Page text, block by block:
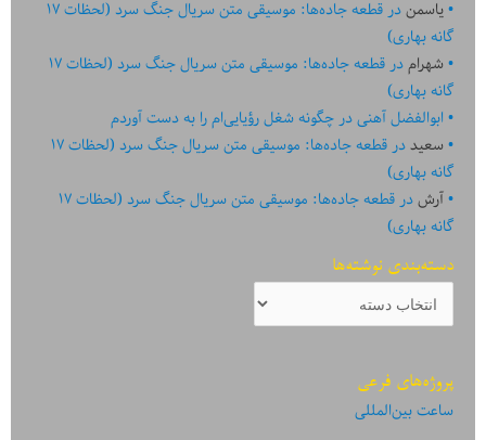
یاسمندر
قطعه جاده‌ها: موسیقی متن سریال جنگ سرد (لحظات ۱۷
گانه بهاری)
شهرامدر
قطعه جاده‌ها: موسیقی متن سریال جنگ سرد (لحظات ۱۷
گانه بهاری)
ابوالفضل آهنیدرچگونه شغل رؤیایی‌ام را به دست آوردم
سعیددر
قطعه جاده‌ها: موسیقی متن سریال جنگ سرد (لحظات ۱۷
گانه بهاری)
آرشدر
قطعه جاده‌ها: موسیقی متن سریال جنگ سرد (لحظات ۱۷
گانه بهاری)
دسته‌بندی نوشته‌ها
دسته‌بندی
نوشته‌ها
پروژه‌های فرعی
ساعت بین‌المللی